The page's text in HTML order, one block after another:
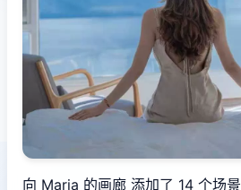
向 Maria 的画廊 添加了 14 个场景